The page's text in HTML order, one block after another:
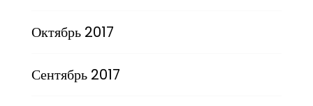
Октябрь 2017
Сентябрь 2017